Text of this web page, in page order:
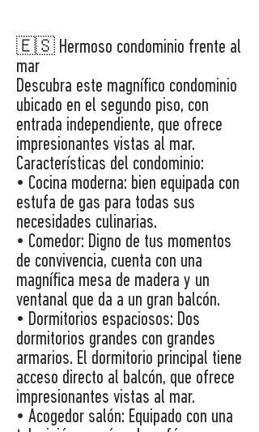
🇪🇸 Hermoso condominio frente al
mar
Descubra este magnífico condominio
ubicado en el segundo piso, con
entrada independiente, que ofrece
impresionantes vistas al mar.
Características del condominio:
• Cocina moderna: bien equipada con
estufa de gas para todas sus
necesidades culinarias.
• Comedor: Digno de tus momentos
de convivencia, cuenta con una
magnífica mesa de madera y un
ventanal que da a un gran balcón.
• Dormitorios espaciosos: Dos
dormitorios grandes con grandes
armarios. El dormitorio principal tiene
acceso directo al balcón, que ofrece
impresionantes vistas al mar.
• Acogedor salón: Equipado con una